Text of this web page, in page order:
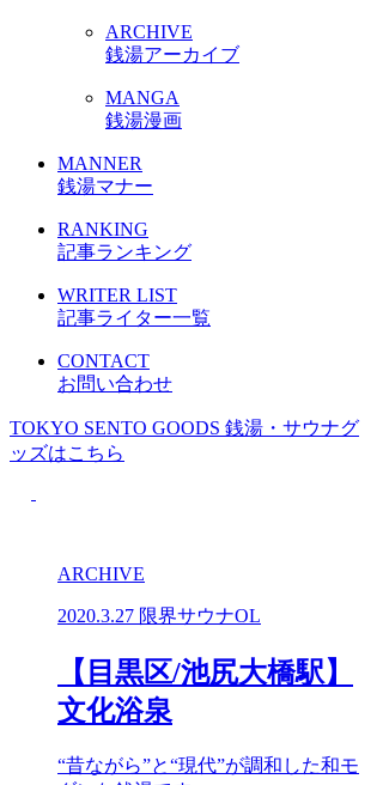
ARCHIVE
銭湯アーカイブ
MANGA
銭湯漫画
MANNER
銭湯マナー
RANKING
記事ランキング
WRITER LIST
記事ライター一覧
CONTACT
お問い合わせ
TOKYO SENTO GOODS 銭湯・サウナグ
ッズはこちら
ARCHIVE
2020.3.27 限界サウナOL
【目黒区/池尻大橋駅】
文化浴泉
“昔ながら”と“現代”が調和した和モ